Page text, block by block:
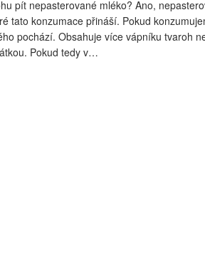
pít nepasterované mléko? Ano,
tato konzumace přináší. Pokud
pochází. Obsahuje více vápníku tvaroh
Pokud tedy v…